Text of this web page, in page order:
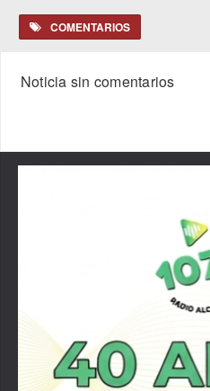
COMENTARIOS
Noticia sin comentarios